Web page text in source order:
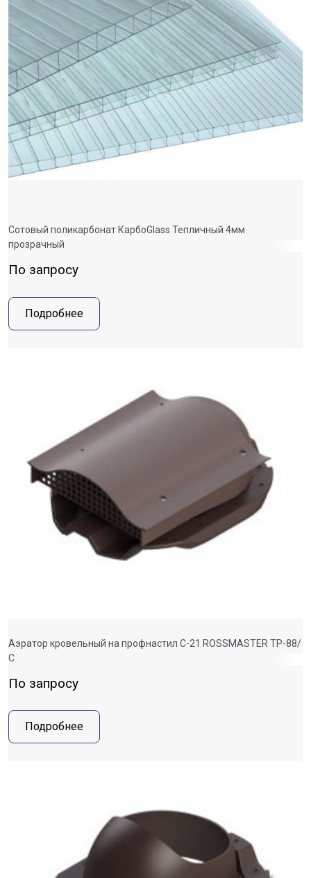
Сотовый поликарбонат КарбоGlass Тепличный 4мм
прозрачный
По запросу
Подробнее
Аэратор кровельный на профнастил С-21 ROSSMASTER ТР-88/
С
По запросу
Подробнее